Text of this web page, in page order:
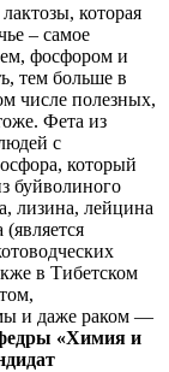
которая
– самое
фосфором и
тем больше в
числе полезных,
Фета из
с
который
буйволиного
лизина, лейцина
в Тибетском
и даже раком —
«Химия и